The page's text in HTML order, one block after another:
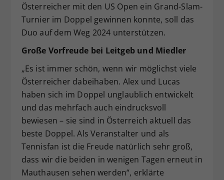
Österreicher mit den US Open ein Grand-Slam-
Turnier im Doppel gewinnen konnte, soll das
Duo auf dem Weg 2024 unterstützen.
Große Vorfreude bei Leitgeb und Miedler
„Es ist immer schön, wenn wir möglichst viele
Österreicher dabeihaben. Alex und Lucas
haben sich im Doppel unglaublich entwickelt
und das mehrfach auch eindrucksvoll
bewiesen – sie sind in Österreich aktuell das
beste Doppel. Als Veranstalter und als
Tennisfan ist die Freude natürlich sehr groß,
dass wir die beiden in wenigen Tagen erneut in
Mauthausen sehen werden“, erklärte